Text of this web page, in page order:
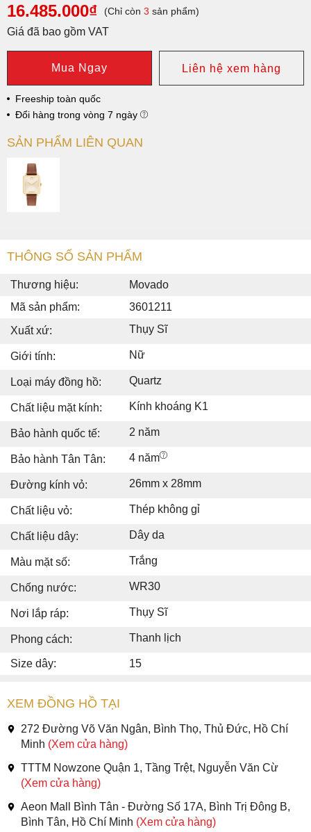
16.485.000₫ (Chỉ còn 3 sản phẩm)
Giá đã bao gồm VAT
Mua Ngay Liên hệ xem hàng
Freeship toàn quốc
Đổi hàng trong vòng 7 ngày
SẢN PHẨM LIÊN QUAN
THÔNG SỐ SẢN PHẨM
Thương hiệu:
Movado
Mã sản phẩm:
3601211
Xuất xứ:
Thụy Sĩ
Giới tính: Nữ
Loại máy đồng hồ: Quartz
Chất liệu mặt kính: Kính khoáng K1
Bảo hành quốc tế: 2 năm
Bảo hành Tân Tân: 4 năm
Đường kính vỏ: 26mm x 28mm
Chất liệu vỏ: Thép không gỉ
Chất liệu dây: Dây da
Màu mặt số: Trắng
Chống nước: WR30
Nơi lắp ráp: Thụy Sĩ
Phong cách: Thanh lịch
Size dây: 15
XEM ĐỒNG HỒ TẠI
272 Đường Võ Văn Ngân, Bình Thọ, Thủ Đức, Hồ Chí
Minh (Xem cửa hàng)
TTTM Nowzone Quận 1, Tầng Trệt, Nguyễn Văn Cừ
(Xem cửa hàng)
Aeon Mall Bình Tân - Đường Số 17A, Bình Trị Đông B,
Bình Tân, Hồ Chí Minh (Xem cửa hàng)